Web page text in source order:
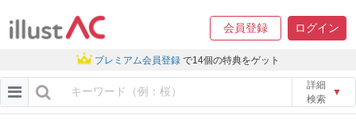
会員登録 ログイン
プレミアム会員登録 で14個の特典をゲット
詳細
検索
▼